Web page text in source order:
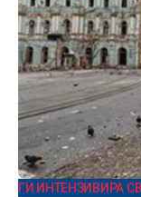
ГИ ИНТЕНЗИВИРА